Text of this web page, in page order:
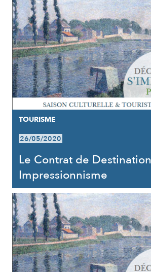
TOURISME
26/05/2020
Le Contrat de Destination
Impressionnisme